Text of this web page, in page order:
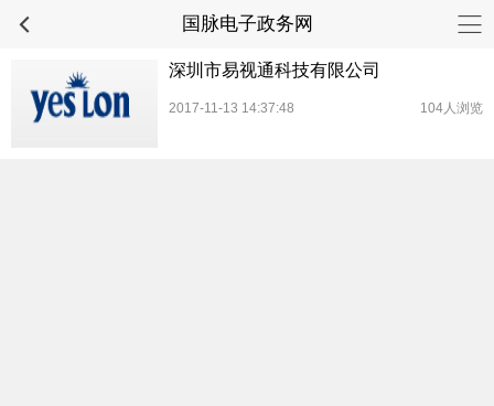
国脉电子政务网
深圳市易视通科技有限公司
2017-11-13 14:37:48 104人浏览